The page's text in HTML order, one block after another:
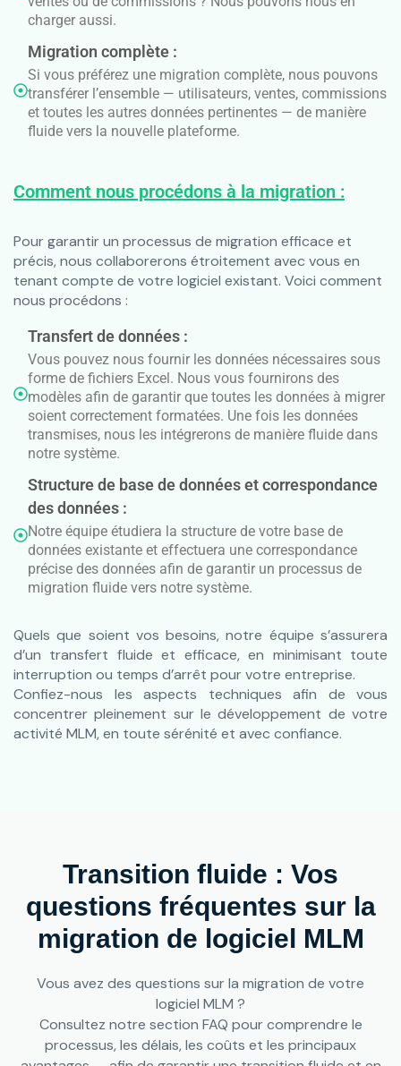
charger aussi.
Migration complète :
Si vous préférez une migration complète, nous pouvons
transférer l’ensemble — utilisateurs, ventes, commissions
et toutes les autres données pertinentes — de manière
fluide vers la nouvelle plateforme.
Comment nous procédons à la migration :
Pour garantir un processus de migration efficace et
précis, nous collaborerons étroitement avec vous en
tenant compte de votre logiciel existant. Voici comment
nous procédons :
Transfert de données :
Vous pouvez nous fournir les données nécessaires sous
forme de fichiers Excel. Nous vous fournirons des
modèles afin de garantir que toutes les données à migrer
soient correctement formatées. Une fois les données
transmises, nous les intégrerons de manière fluide dans
notre système.
Structure de base de données et correspondance
des données :
Notre équipe étudiera la structure de votre base de
données existante et effectuera une correspondance
précise des données afin de garantir un processus de
migration fluide vers notre système.
Quels que soient vos besoins, notre équipe s’assurera
d’un transfert fluide et efficace, en minimisant toute
interruption ou temps d’arrêt pour votre entreprise.
Confiez-nous les aspects techniques afin de vous
concentrer pleinement sur le développement de votre
activité MLM, en toute sérénité et avec confiance.
Transition fluide : Vos
questions fréquentes sur la
migration de logiciel MLM
Vous avez des questions sur la migration de votre
logiciel MLM ?
Consultez notre section FAQ pour comprendre le
processus, les délais, les coûts et les principaux